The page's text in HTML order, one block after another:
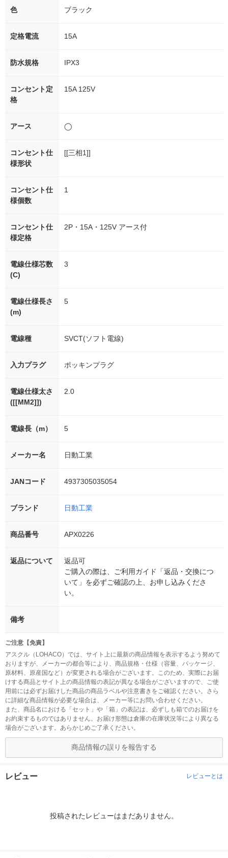
色 ブラック
定格電流 15A
防水規格 IPX3
コンセント定
格
15A 125V
アース ◯
コンセント仕
様形状
[[三相1]]
コンセント仕
様個数
1
コンセント仕
様定格
2P・15A・125V アース付
電線仕様芯数
(C)
3
電線仕様長さ
(m)
5
電線種 SVCT(ソフト電線)
入力プラグ ポッキンプラグ
電線仕様太さ
([[MM2]])
2.0
電線長（m） 5
メーカー名 日動工業
JANコード 4937305035054
ブランド 日動工業
商品番号 APX0226
返品について
返品可
ご購入の際は、ご利用ガイド「返品・交換につ
いて」を必ずご確認の上、お申し込みくださ
い。
備考
ご注意【免責】
アスクル（LOHACO）では、サイト上に最新の商品情報を表示するよう努めて
おりますが、メーカーの都合等により、商品規格・仕様（容量、パッケージ、
原材料、原産国など）が変更される場合がございます。このため、実際にお届
けする商品とサイト上の商品情報の表記が異なる場合がございますので、ご使
用前には必ずお届けした商品の商品ラベルや注意書きをご確認ください。さら
に詳細な商品情報が必要な場合は、メーカー等にお問い合わせください。
また、商品名における「セット」や「箱」の表記は、必ずしも箱でのお届けを
お約束するものではありません。お届け形態は倉庫の在庫状況等により異なる
場合がございます。あらかじめご了承ください。
商品情報の誤りを報告する
レビュー レビューとは
投稿されたレビューはまだありません。